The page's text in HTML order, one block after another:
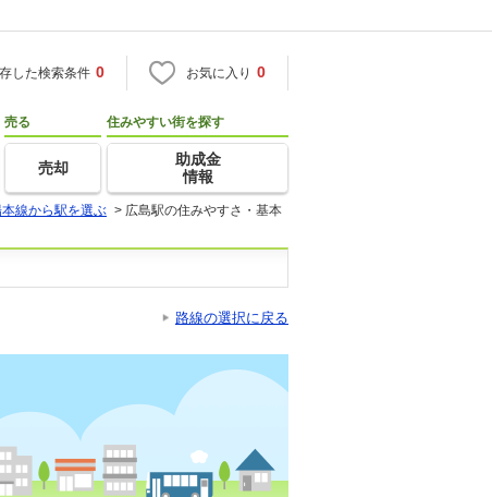
した検索条件 0 お気に入り 0
売る
売却
住みやすい街を探す
助成金
情報
本線から駅を選ぶ > 広島駅の住みやすさ・基本
路線の選択に戻る